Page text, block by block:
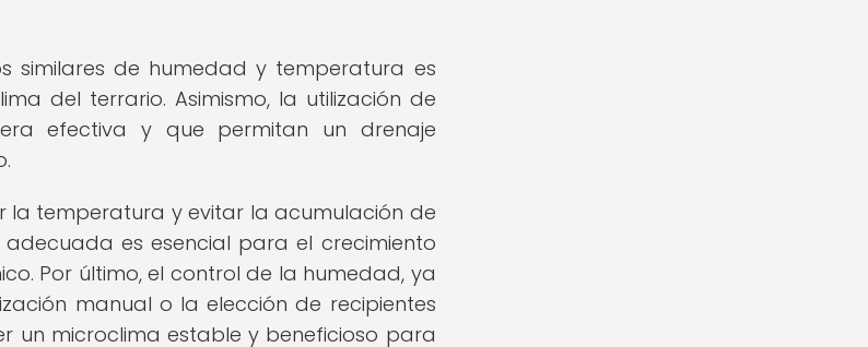
similares de humedad y temperatura es
del terrario. Asimismo, la utilización de
efectiva y que permitan un drenaje
temperatura y evitar la acumulación de
es esencial para el crecimiento
Por último, el control de la humedad, ya
manual o la elección de recipientes
un microclima estable y beneficioso para